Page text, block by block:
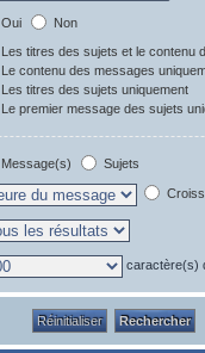
Oui
Non
Les titres des sujets et le contenu
Le contenu des messages
Les titres des sujets uniquement
Le premier message des sujets
Message(s)
Sujets
caractère(s)